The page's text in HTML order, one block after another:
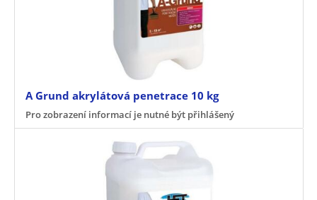
A Grund akrylátová penetrace 10 kg
Pro zobrazení informací je nutné být přihlášený